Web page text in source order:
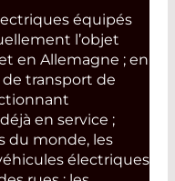
équipés
l’objet
en Allemagne ; en
de transport de
en service ;
du monde, les
électriques